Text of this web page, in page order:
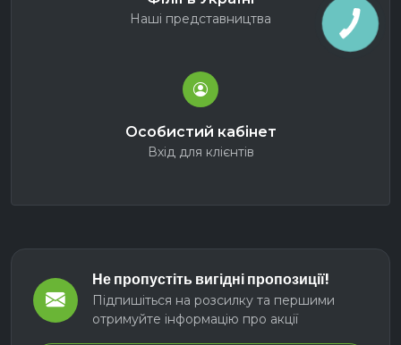
Наші представництва
Особистий кабінет
Вхід для клієнтів
Не пропустіть вигідні пропозиції!
Підпишіться на розсилку та першими
отримуйте інформацію про акції